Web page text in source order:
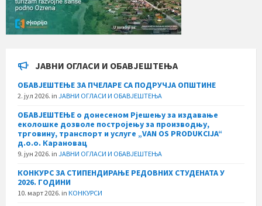
ЈАВНИ ОГЛАСИ И ОБАВЈЕШТЕЊА
ОБАВЈЕШТЕЊЕ ЗА ПЧЕЛАРЕ СА ПОДРУЧЈА ОПШТИНЕ
2. јул 2026. in ЈАВНИ ОГЛАСИ И ОБАВЈЕШТЕЊА
ОБАВЈЕШТЕЊЕ о донесеном Рјешењу за издавање
еколошке дозволе постројењу за производњу,
трговину, транспорт и услуге „VAN OS PRODUKCIJA“
д.о.о. Карановац
9. јун 2026. in ЈАВНИ ОГЛАСИ И ОБАВЈЕШТЕЊА
КОНКУРС ЗА СТИПЕНДИРАЊЕ РЕДОВНИХ СТУДЕНАТА У
2026. ГОДИНИ
10. март 2026. in КОНКУРСИ